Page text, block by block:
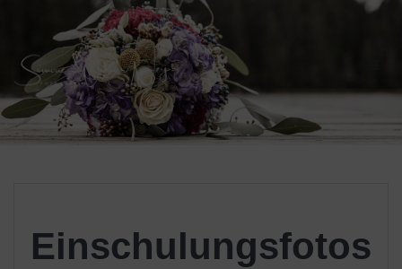
Skip
to
content
Einschulungsfotos